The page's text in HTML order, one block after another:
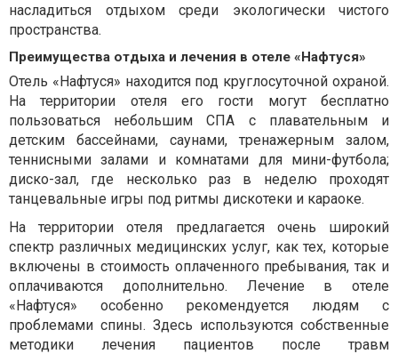
насладиться отдыхом среди экологически чистого
пространства.
Преимущества отдыха и лечения в отеле «Нафтуся»
Отель «Нафтуся» находится под круглосуточной охраной.
На территории отеля его гости могут бесплатно
пользоваться небольшим СПА с плавательным и
детским бассейнами, саунами, тренажерным залом,
теннисными залами и комнатами для мини-футбола;
диско-зал, где несколько раз в неделю проходят
танцевальные игры под ритмы дискотеки и караоке.
На территории отеля предлагается очень широкий
спектр различных медицинских услуг, как тех, которые
включены в стоимость оплаченного пребывания, так и
оплачиваются дополнительно. Лечение в отеле
«Нафтуся» особенно рекомендуется людям с
проблемами спины. Здесь используются собственные
методики лечения пациентов после травм